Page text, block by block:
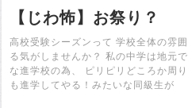
【じわ怖】お祭り？
高校受験シーズンって 学校全体の雰
る気がしませんか？ 私の中学は地元
な進学校の為、 ピリピリどころか周
も進学してやる！みたいな同級生が